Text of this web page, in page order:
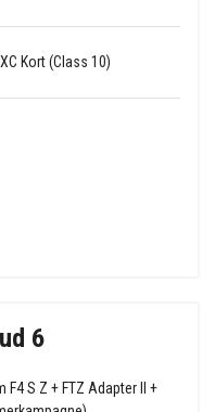
Kort (Class 10)
6
F4 S Z + FTZ Adapter II +